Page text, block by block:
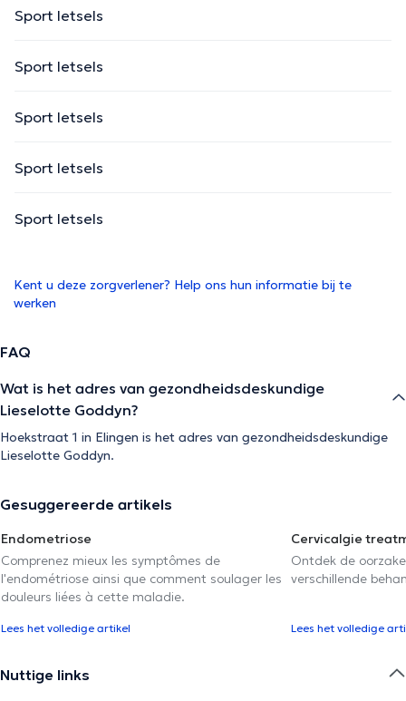
Sport letsels
Sport letsels
Sport letsels
Sport letsels
Sport letsels
Kent u deze zorgverlener? Help ons hun informatie bij te
werken
FAQ
Wat is het adres van gezondheidsdeskundige
Lieselotte Goddyn?
Hoekstraat 1 in Elingen is het adres van gezondheidsdeskundige
Lieselotte Goddyn.
Gesuggereerde artikels
Endometriose
Comprenez mieux les symptômes de
l'endométriose ainsi que comment soulager les
douleurs liées à cette maladie.
Lees het volledige artikel
Cervicalgie
Ontdek de
verschillende
Lees het volledige
Nuttige links